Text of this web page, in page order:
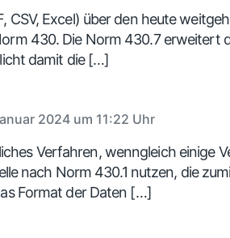
Excel) über den heute
430. Die Norm 430.7 erweitert
damit die […]
2024 um 11:22 Uhr
Verfahren, wenngleich einige
nach Norm 430.1 nutzen, die
Format der Daten […]